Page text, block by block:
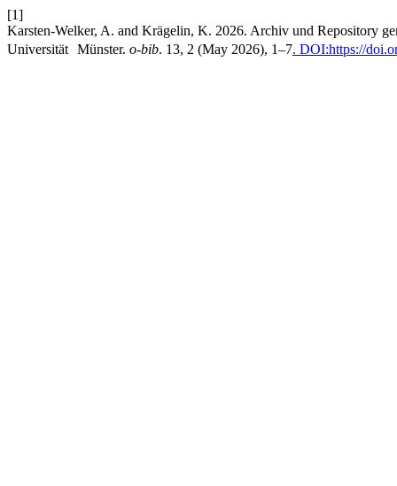
[1]
Karsten-Welker, A. and Krägelin, K. 2026. Archiv und Repository
Universität Münster. o-bib. 13, 2 (May 2026), 1–7. DOI:https://